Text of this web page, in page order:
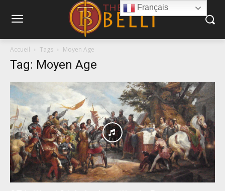
Accueil Tags Moyen Age
Tag: Moyen Age
Français